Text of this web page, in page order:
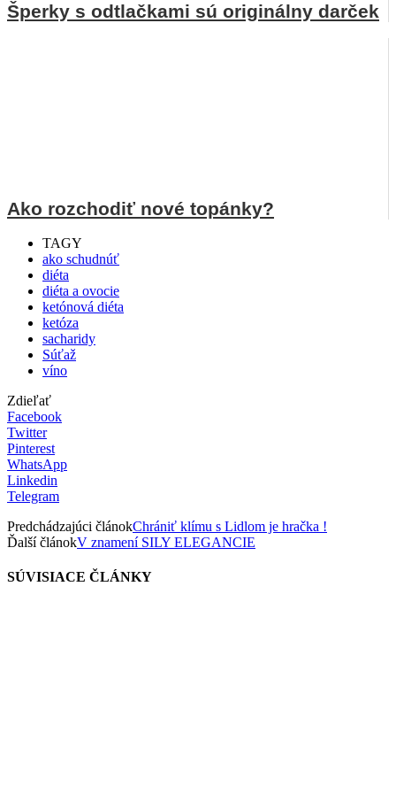
Šperky s odtlačkami sú originálny darček
Ako rozchodiť nové topánky?
TAGY
ako schudnúť
diéta
diéta a ovocie
ketónová diéta
ketóza
sacharidy
Súťaž
víno
Zdieľať
Facebook
Twitter
Pinterest
WhatsApp
Linkedin
Telegram
Predchádzajúci článokChrániť klímu s Lidlom je hračka !
Ďalší článokV znamení SILY ELEGANCIE
SÚVISIACE ČLÁNKY